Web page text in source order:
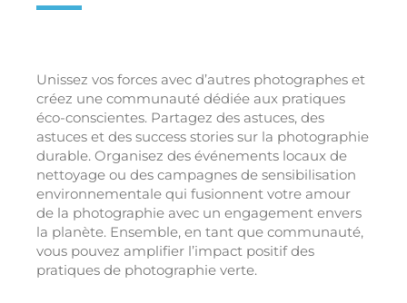
Unissez vos forces avec d’autres photographes et
créez une communauté dédiée aux pratiques
éco-conscientes. Partagez des astuces, des
astuces et des success stories sur la photographie
durable. Organisez des événements locaux de
nettoyage ou des campagnes de sensibilisation
environnementale qui fusionnent votre amour
de la photographie avec un engagement envers
la planète. Ensemble, en tant que communauté,
vous pouvez amplifier l’impact positif des
pratiques de photographie verte.